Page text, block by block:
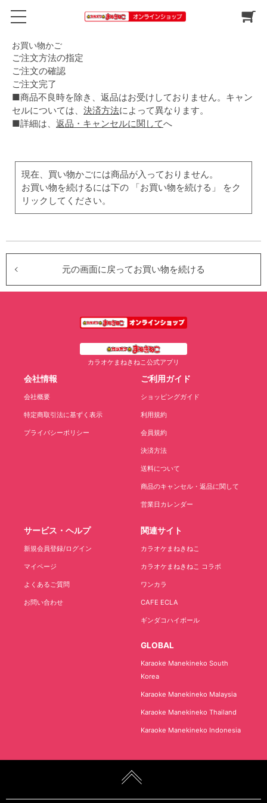
お買い物かご
ご注文方法の指定
ご注文の確認
ご注文完了
■商品不良時を除き、返品はお受けしておりません。キャン
セルについては、 決済方法によって異なります。
■詳細は、 返品・キャンセルに関してへ
現在、買い物かごには商品が入っておりません。
お買い物を続けるには下の 「お買い物を続ける」 をク
リックしてください。
元の画面に戻ってお買い物を続ける
カラオケまねきねこ公式アプリ
会社情報
会社概要
特定商取引法に基ずく表示
プライバシーポリシー
ご利用ガイド
ショッピングガイド
利用規約
会員規約
決済方法
送料について
商品のキャンセル・返品に関して
営業日カレンダー
サービス・ヘルプ
新規会員登録/ログイン
マイページ
よくあるご質問
お問い合わせ
関連サイト
カラオケまねきねこ
カラオケまねきねこ コラボ
ワンカラ
CAFE ECLA
ギンダコハイボール
GLOBAL
Karaoke Manekineko South
Korea
Karaoke Manekineko Malaysia
Karaoke Manekineko Thailand
Karaoke Manekineko Indonesia